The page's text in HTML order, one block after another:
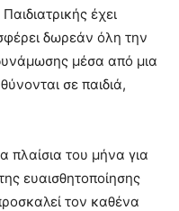
έχει
δωρεάν όλη την
μέσα από μια
σε παιδιά,
πλαίσια του μήνα για
ευαισθητοποίησης
τον καθένα